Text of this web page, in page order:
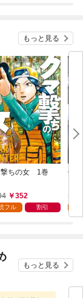
もっと見る
撃ちの女 1巻
352
フル 割引
俺
もっと見る